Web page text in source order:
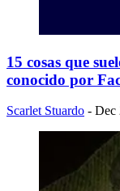
15 cosas que
conocido por
Scarlet Stuardo - Dec